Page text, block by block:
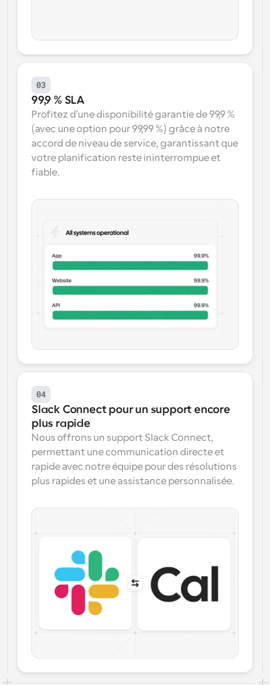
03
99,9 % SLA
Profitez d'une disponibilité garantie de 99,9 %
(avec une option pour 99,99 %) grâce à notre
accord de niveau de service, garantissant que
votre planification reste ininterrompue et
fiable.
04
Slack Connect pour un support encore
plus rapide
Nous offrons un support Slack Connect,
permettant une communication directe et
rapide avec notre équipe pour des résolutions
plus rapides et une assistance personnalisée.